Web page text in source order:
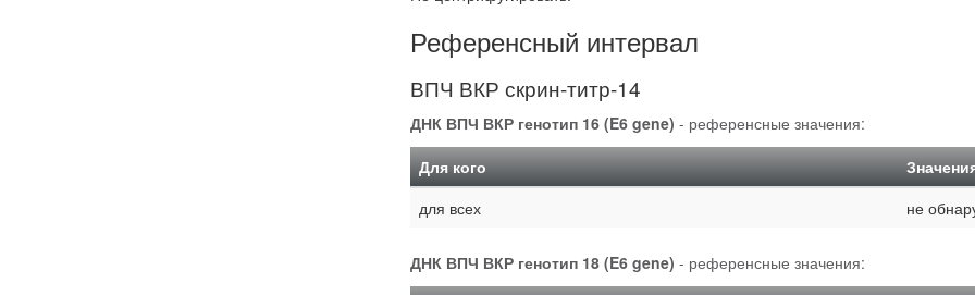
Референсный интервал
ВПЧ ВКР скрин-титр-14
ДНК ВПЧ ВКР генотип 16 (E6 gene) - референсные значения:
Для кого
для всех
не
ДНК ВПЧ ВКР генотип 18 (E6 gene) - референсные значения: